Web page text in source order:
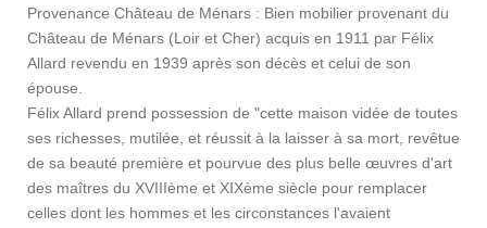
Provenance Château de Ménars : Bien mobilier provenant du
Château de Ménars (Loir et Cher) acquis en 1911 par Félix
Allard revendu en 1939 après son décès et celui de son
épouse.
Félix Allard prend possession de "cette maison vidée de toutes
ses richesses, mutilée, et réussit à la laisser à sa mort, revêtue
de sa beauté première et pourvue des plus belle œuvres d'art
des maîtres du XVIIIème et XIXème siècle pour remplacer
celles dont les hommes et les circonstances l'avaient